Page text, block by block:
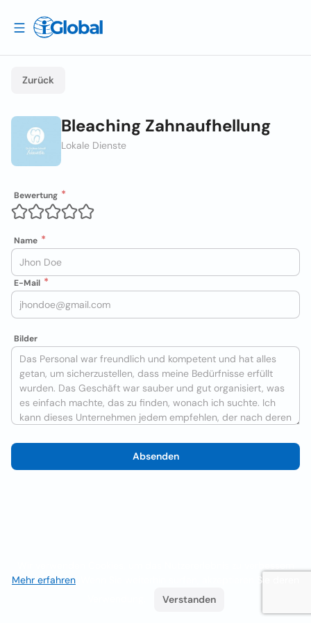
Zurück
Bleaching Zahnaufhellung
Lokale Dienste
Bewertung
Name
E-Mail
Bilder
Absenden
Mehr erfahren . Wenn Sie weiterhin surfen, akzeptieren Sie deren
Verstanden